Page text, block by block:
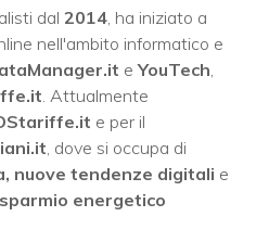
dal 2014, ha iniziato a
nell'ambito informatico e
eYouTech,
. Attualmente
e per il
, dove si occupa di
nuove tendenze digitali e
energetico